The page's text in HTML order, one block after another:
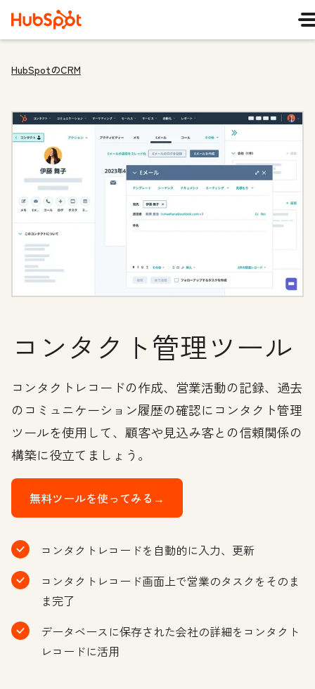
HubSpotのCRM
コンタクト管理ツール
コンタクトレコードの作成、営業活動の記録、過去
のコミュニケーション履歴の確認にコンタクト管理
ツールを使用して、顧客や見込み客との信頼関係の
構築に役立てましょう。
無料ツールを使ってみる→
コンタクトレコードを自動的に入力、更新
コンタクトレコード画面上で営業のタスクをそのま
ま完了
データベースに保存された会社の詳細をコンタクト
レコードに活用